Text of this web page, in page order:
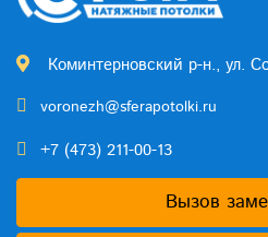
Коминтерновский р-н., ул.
voronezh@sferapotolki.ru
+7 (473) 211-00-13
Вызов